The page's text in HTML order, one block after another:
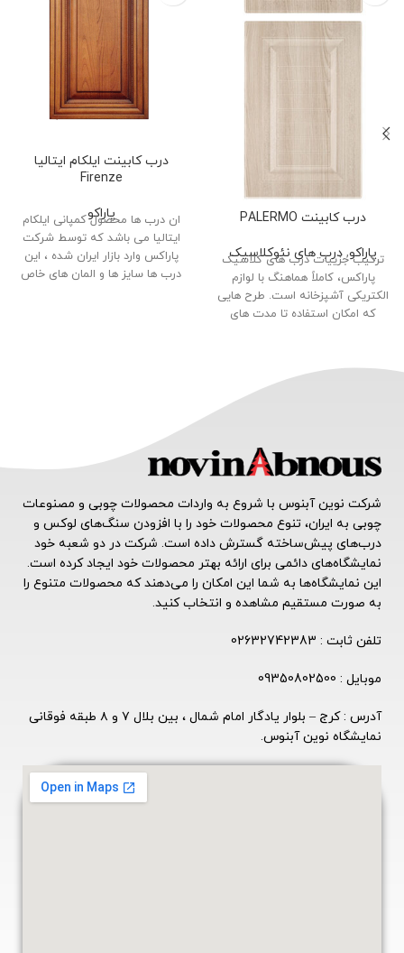
درب کابینت PALERMO
پاراکو, درب‌ های نئوکلاسیک
ترکیب جزییات درب های کلاسیک
پاراکس، کاملاً هماهنگ با لوازم
الکتریکی آشپزخانه است. طرح هایی
که امکان استفاده تا مدت های
زندگی، پاراکس پیشنهاد انتخاب از
جدیدترین سری درب های کلاسیک را
درب کابینت ایلکام ایتالیا
Firenze
پاراکو
ان درب ها محصول کمپانی ایلکام
ایتالیا می باشد که توسط شرکت
پاراکس وارد بازار ایران شده ، این
درب ها سایز ها و المان های خاص
شرکت نوین آبنوس با شروع به واردات محصولات چوبی و مصنوعات
چوبی به ایران، تنوع محصولات خود را با افزودن سنگ‌های لوکس و
درب‌های پیش‌ساخته گسترش داده است. شرکت در دو شعبه خود
نمایشگاه‌های دائمی برای ارائه بهتر محصولات خود ایجاد کرده است.
این نمایشگاه‌ها به شما این امکان را می‌دهند که محصولات متنوع را
به صورت مستقیم مشاهده و انتخاب کنید.
تلفن ثابت : 02632742383
موبایل : 09350802500
آدرس : کرج – بلوار یادگار امام شمال ، بین بلال ۷ و ۸ طبقه فوقانی
نمایشگاه نوین آبنوس.